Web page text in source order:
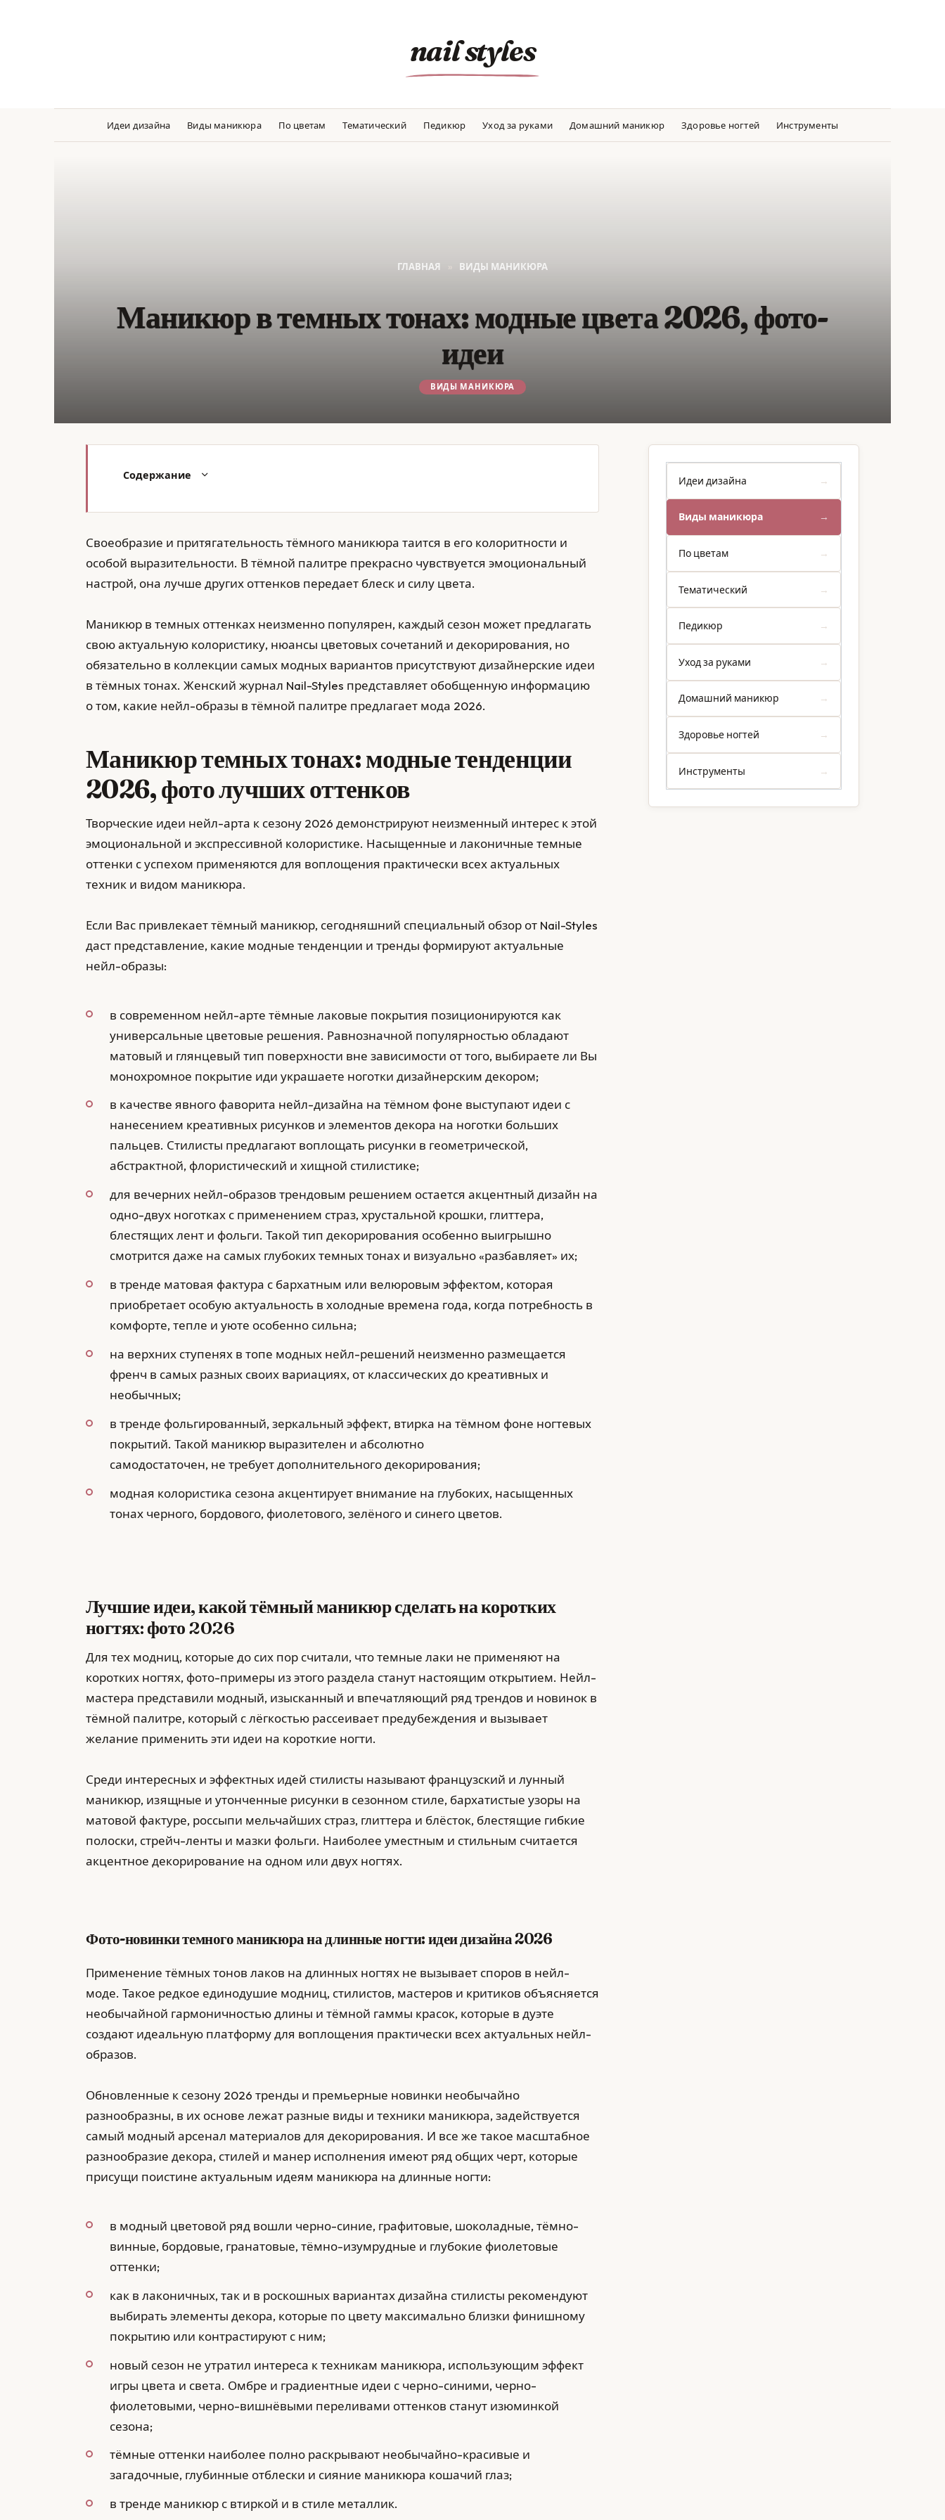
nail styles
Идеи дизайна Виды маникюра По цветам Тематический Педикюр Уход за руками Домашний маникюр Здоровье ногтей Инструменты
ГЛАВНАЯ ВИДЫ МАНИКЮРА
Маникюр в темных тонах: модные цвета 2026, фото-
идеи
ВИДЫ МАНИКЮРА
Содержание
Своеобразие и притягательность тёмного маникюра таится в его колоритности и
особой выразительности. В тёмной палитре прекрасно чувствуется эмоциональный
настрой, она лучше других оттенков передает блеск и силу цвета.
Маникюр в темных оттенках неизменно популярен, каждый сезон может предлагать
свою актуальную колористику, нюансы цветовых сочетаний и декорирования, но
обязательно в коллекции самых модных вариантов присутствуют дизайнерские идеи
в тёмных тонах. Женский журнал Nail-Styles представляет обобщенную информацию
о том, какие нейл-образы в тёмной палитре предлагает мода 2026.
Маникюр темных тонах: модные тенденции
2026, фото лучших оттенков
Творческие идеи нейл-арта к сезону 2026 демонстрируют неизменный интерес к этой
эмоциональной и экспрессивной колористике. Насыщенные и лаконичные темные
оттенки с успехом применяются для воплощения практически всех актуальных
техник и видом маникюра.
Если Вас привлекает тёмный маникюр, сегодняшний специальный обзор от Nail-Styles
даст представление, какие модные тенденции и тренды формируют актуальные
нейл-образы:
в современном нейл-арте тёмные лаковые покрытия позиционируются как
универсальные цветовые решения. Равнозначной популярностью обладают
матовый и глянцевый тип поверхности вне зависимости от того, выбираете ли Вы
монохромное покрытие иди украшаете ноготки дизайнерским декором;
в качестве явного фаворита нейл-дизайна на тёмном фоне выступают идеи с
нанесением креативных рисунков и элементов декора на ноготки больших
пальцев. Стилисты предлагают воплощать рисунки в геометрической,
абстрактной, флористический и хищной стилистике;
для вечерних нейл-образов трендовым решением остается акцентный дизайн на
одно-двух ноготках с применением страз, хрустальной крошки, глиттера,
блестящих лент и фольги. Такой тип декорирования особенно выигрышно
смотрится даже на самых глубоких темных тонах и визуально «разбавляет» их;
в тренде матовая фактура с бархатным или велюровым эффектом, которая
приобретает особую актуальность в холодные времена года, когда потребность в
комфорте, тепле и уюте особенно сильна;
на верхних ступенях в топе модных нейл-решений неизменно размещается
френч в самых разных своих вариациях, от классических до креативных и
необычных;
в тренде фольгированный, зеркальный эффект, втирка на тёмном фоне ногтевых
покрытий. Такой маникюр выразителен и абсолютно
самодостаточен, не требует дополнительного декорирования;
модная колористика сезона акцентирует внимание на глубоких, насыщенных
тонах черного, бордового, фиолетового, зелёного и синего цветов.
Лучшие идеи, какой тёмный маникюр сделать на коротких
ногтях: фото 2026
Для тех модниц, которые до сих пор считали, что темные лаки не применяют на
коротких ногтях, фото-примеры из этого раздела станут настоящим открытием. Нейл-
мастера представили модный, изысканный и впечатляющий ряд трендов и новинок в
тёмной палитре, который с лёгкостью рассеивает предубеждения и вызывает
желание применить эти идеи на короткие ногти.
Среди интересных и эффектных идей стилисты называют французский и лунный
маникюр, изящные и утонченные рисунки в сезонном стиле, бархатистые узоры на
матовой фактуре, россыпи мельчайших страз, глиттера и блёсток, блестящие гибкие
полоски, стрейч-ленты и мазки фольги. Наиболее уместным и стильным считается
акцентное декорирование на одном или двух ногтях.
Фото-новинки темного маникюра на длинные ногти: идеи дизайна 2026
Применение тёмных тонов лаков на длинных ногтях не вызывает споров в нейл-
моде. Такое редкое единодушие модниц, стилистов, мастеров и критиков объясняется
необычайной гармоничностью длины и тёмной гаммы красок, которые в дуэте
создают идеальную платформу для воплощения практически всех актуальных нейл-
образов.
Обновленные к сезону 2026 тренды и премьерные новинки необычайно
разнообразны, в их основе лежат разные виды и техники маникюра, задействуется
самый модный арсенал материалов для декорирования. И все же такое масштабное
разнообразие декора, стилей и манер исполнения имеют ряд общих черт, которые
присущи поистине актуальным идеям маникюра на длинные ногти:
в модный цветовой ряд вошли черно-синие, графитовые, шоколадные, тёмно-
винные, бордовые, гранатовые, тёмно-изумрудные и глубокие фиолетовые
оттенки;
как в лаконичных, так и в роскошных вариантах дизайна стилисты рекомендуют
выбирать элементы декора, которые по цвету максимально близки финишному
покрытию или контрастируют с ним;
новый сезон не утратил интереса к техникам маникюра, использующим эффект
игры цвета и света. Омбре и градиентные идеи с черно-синими, черно-
фиолетовыми, черно-вишнёвыми переливами оттенков станут изюминкой
сезона;
тёмные оттенки наиболее полно раскрывают необычайно-красивые и
загадочные, глубинные отблески и сияние маникюра кошачий глаз;
в тренде маникюр с втиркой и в стиле металлик.
Идеи дизайна
Виды маникюра
По цветам
Тематический
Педикюр
Уход за руками
Домашний маникюр
Здоровье ногтей
Инструменты